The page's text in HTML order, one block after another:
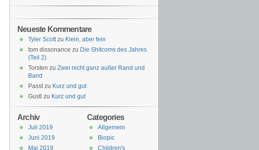
Neueste Kommentare
Tyler Scottzu Klein, aber fein
tom dissonance zu Die Shitcoms des Jahres
(Teil 2)
Torsten zu Zwei nicht ganz außer Rand und
Band
Passtzu Kurz und gut
Gustl zu Kurz und gut
Categories
Allgemein
Biopic
Children's
Archiv
Juli 2019
Juni 2019
Mai 2019